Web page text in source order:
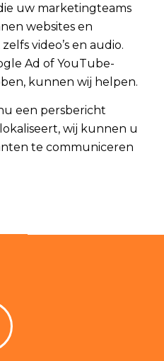
uw marketingteams
websites en
video’s en audio.
Ad of YouTube-
kunnen wij helpen.
een persbericht
wij kunnen u
te communiceren